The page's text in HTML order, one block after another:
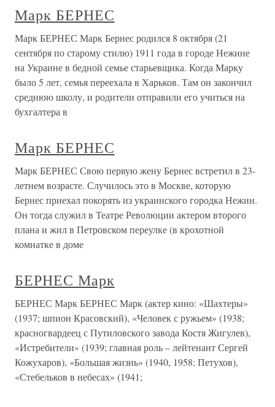
Марк БЕРНЕС
Марк БЕРНЕС Марк Бернес родился 8 октября (21
сентября по старому стилю) 1911 года в городе Нежине
на Украине в бедной семье старьевщика. Когда Марку
было 5 лет, семья переехала в Харьков. Там он закончил
среднюю школу, и родители отправили его учиться на
бухгалтера в
Марк БЕРНЕС
Марк БЕРНЕС Свою первую жену Бернес встретил в 23-
летнем возрасте. Случилось это в Москве, которую
Бернес приехал покорять из украинского городка Нежин.
Он тогда служил в Театре Революции актером второго
плана и жил в Петровском переулке (в крохотной
комнатке в доме
БЕРНЕС Марк
БЕРНЕС Марк БЕРНЕС Марк (актер кино: «Шахтеры»
(1937; шпион Красовский), «Человек с ружьем» (1938;
красногвардеец с Путиловского завода Костя Жигулев),
«Истребители» (1939; главная роль – лейтенант Сергей
Кожухаров), «Большая жизнь» (1940, 1958; Петухов),
«Стебельков в небесах» (1941;